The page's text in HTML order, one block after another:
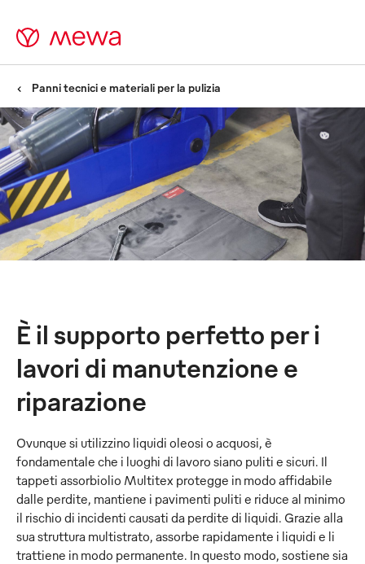
Panni tecnici e materiali per la pulizia
Tappeti assorbiolio -
La vasca raccogliolio
ecologica sotto forma di
panno
È il supporto perfetto per i
lavori di manutenzione e
riparazione
Ovunque si utilizzino liquidi oleosi o acquosi, è
fondamentale che i luoghi di lavoro siano puliti e sicuri. Il
tappeti assorbiolio Multitex protegge in modo affidabile
dalle perdite, mantiene i pavimenti puliti e riduce al minimo
il rischio di incidenti causati da perdite di liquidi. Grazie alla
sua struttura multistrato, assorbe rapidamente i liquidi e li
trattiene in modo permanente. In questo modo, sostiene sia